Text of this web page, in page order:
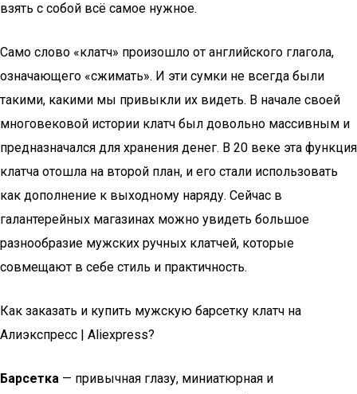
взять с собой всё самое нужное.
Само слово «клатч» произошло от английского глагола,
означающего «сжимать». И эти сумки не всегда были
такими, какими мы привыкли их видеть. В начале своей
многовековой истории клатч был довольно массивным и
предназначался для хранения денег. В 20 веке эта функция
клатча отошла на второй план, и его стали использовать
как дополнение к выходному наряду. Сейчас в
галантерейных магазинах можно увидеть большое
разнообразие мужских ручных клатчей, которые
совмещают в себе стиль и практичность.
Как заказать и купить мужскую барсетку клатч на
Алиэкспресс | Aliexpress?
Барсетка — привычная глазу, миниатюрная и